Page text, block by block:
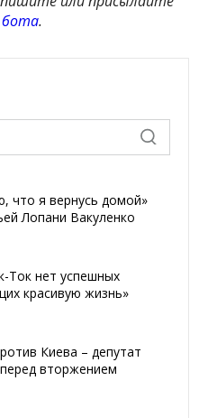
бота.
что я вернусь домой»
Лопани Вакуленко
Ток нет успешных
красивую жизнь»
Киева – депутат
вторжением